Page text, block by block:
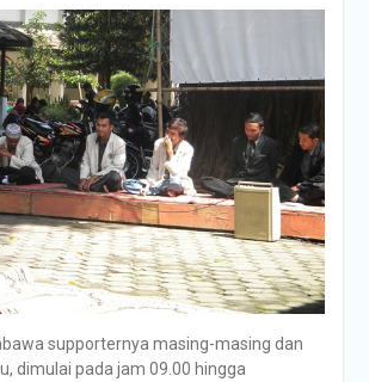
supporternya masing-masing dan
dimulai pada jam 09.00 hingga